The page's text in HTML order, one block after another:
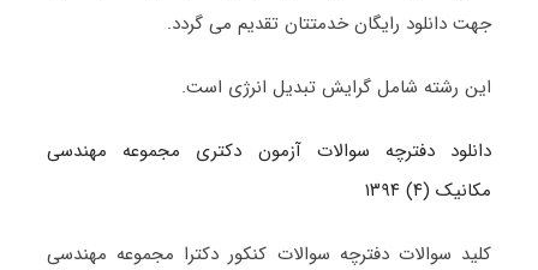
جهت دانلود رایگان خدمتتان تقدیم می گردد.
این رشته شامل گرایش تبدیل انرژی است.
دانلود دفترچه سوالات آزمون دکتری مجموعه مهندسی
مکانیک (۴) ۱۳۹۴
کلید سوالات دفترچه سوالات کنکور دکترا مجموعه مهندسی